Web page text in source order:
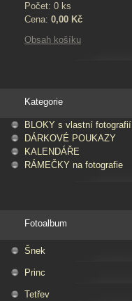
Počet: 0 ks
Cena: 0,00 Kč
Obsah košíku
Kategorie
BLOKY s vlastní fotografií
DÁRKOVÉ POUKAZY
KALENDÁŘE
RÁMEČKY na fotografie
Fotoalbum
Šnek
Princ
Tetřev